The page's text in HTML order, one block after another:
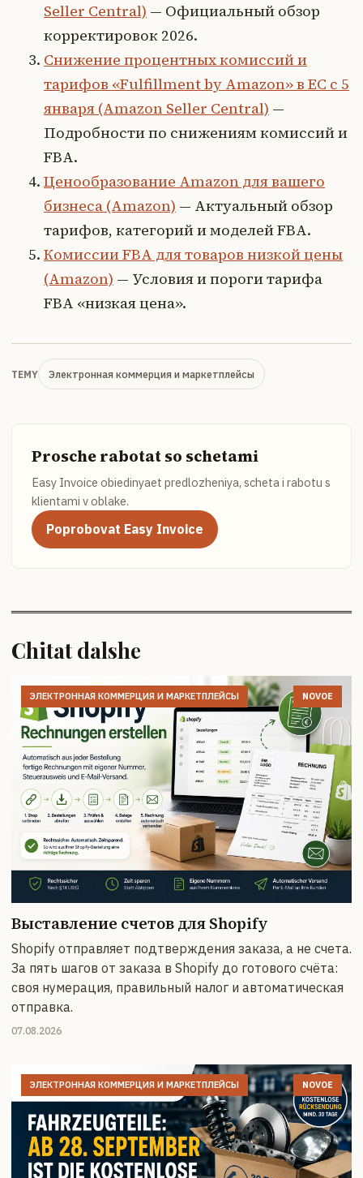
Seller Central) — Официальный обзор
корректировок 2026.
Снижение процентных комиссий и
тарифов «Fulfillment by Amazon» в ЕС с 5
января (Amazon Seller Central) —
Подробности по снижениям комиссий и
FBA.
Ценообразование Amazon для вашего
бизнеса (Amazon) — Актуальный обзор
тарифов, категорий и моделей FBA.
Комиссии FBA для товаров низкой цены
(Amazon) — Условия и пороги тарифа
FBA «низкая цена».
TEMY Электронная коммерция и маркетплейсы
Prosche rabotat so schetami
Easy Invoice obiedinyaet predlozheniya, scheta i rabotu s
klientami v oblake.
Poprobovat Easy Invoice
Chitat dalshe
ЭЛЕКТРОННАЯ КОММЕРЦИЯ И МАРКЕТПЛЕЙСЫ NOVOE
Выставление счетов для Shopify
Shopify отправляет подтверждения заказа, а не счета.
За пять шагов от заказа в Shopify до готового счёта:
своя нумерация, правильный налог и автоматическая
отправка.
07.08.2026
ЭЛЕКТРОННАЯ КОММЕРЦИЯ И МАРКЕТПЛЕЙСЫ NOVOE